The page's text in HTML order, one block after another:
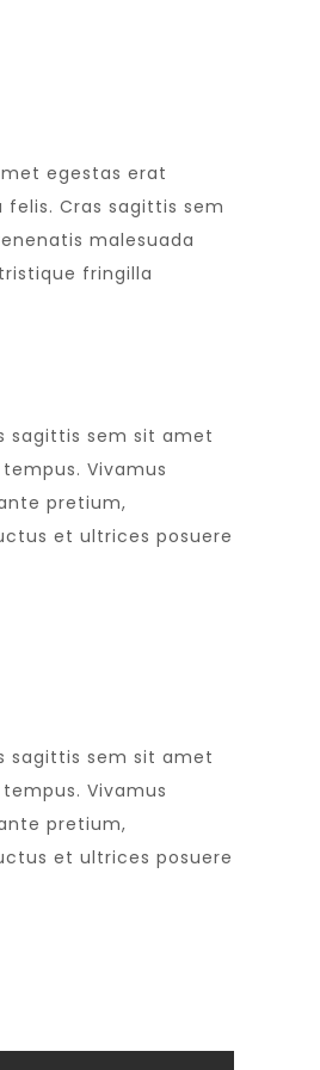
egestas erat
Cras sagittis sem
malesuada
fringilla
sagittis sem sit amet
Vivamus
pretium,
et ultrices posuere
sagittis sem sit amet
Vivamus
pretium,
et ultrices posuere